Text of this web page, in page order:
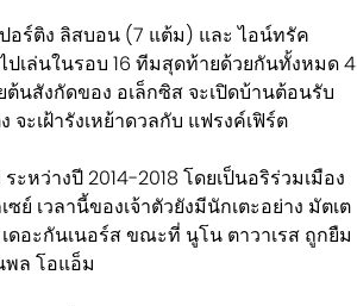
อร์ติง ลิสบอน (7 แต้ม) และ ไอน์ทรัค
เล่นในรอบ 16 ทีมสุดท้ายด้วยกันทั้งหมด 4
สังกัดของ อเล็กซิส จะเปิดบ้านต้อนรับ
ะเฝ้ารังเหย้าดวลกับ แฟรงค์เฟิร์ต
หว่างปี 2014-2018 โดยเป็นอริร่วมเมือง
เวลานี้ของเจ้าตัวยังมีนักเตะอย่าง มัตเต
อะกันเนอร์ส ขณะที่ นูโน ตาวาเรส ถูกยืม
พล โอแอ็ม